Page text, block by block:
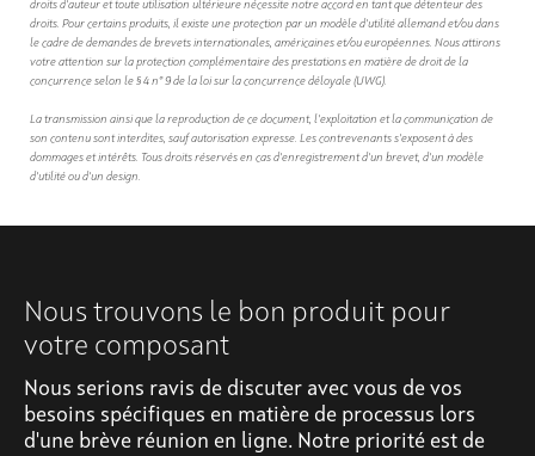
droits d'auteur et toute utilisation ultérieure nécessite notre accord en tant que détenteur des
droits. Pour certains produits, il existe une protection par un modèle d'utilité allemand et/ou dans
le cadre de demandes de brevets internationales, américaines et/ou européennes. Nous attirons
votre attention sur la protection complémentaire des prestations en matière de droit de la
concurrence selon le § 4 n° 9 de la loi sur la concurrence déloyale (UWG).
La transmission ainsi que la reproduction de ce document, l'exploitation et la communication de
son contenu sont interdites, sauf autorisation expresse. Les contrevenants s'exposent à des
dommages et intérêts. Tous droits réservés en cas d'enregistrement d'un brevet, d'un modèle
d'utilité ou d'un design.
Nous trouvons le bon produit pour
votre composant
Nous serions ravis de discuter avec vous de vos
besoins spécifiques en matière de processus lors
d'une brève réunion en ligne. Notre priorité est de